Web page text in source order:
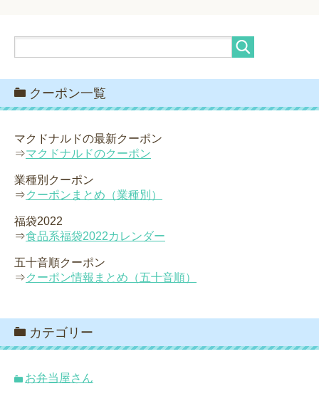
クーポン一覧
マクドナルドの最新クーポン
⇒マクドナルドのクーポン
業種別クーポン
⇒クーポンまとめ（業種別）
福袋2022
⇒食品系福袋2022カレンダー
五十音順クーポン
⇒クーポン情報まとめ（五十音順）
カテゴリー
お弁当屋さん